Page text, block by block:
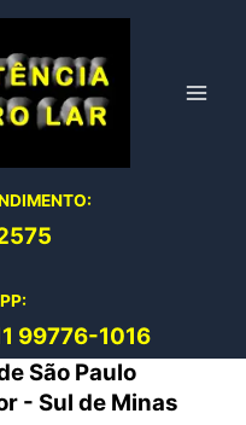
99776-1016
São Paulo
- Sul de Minas